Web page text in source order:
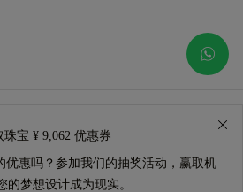
珠宝 ¥ 9,062 优惠券
优惠吗？参加我们的抽奖活动，赢取机
的梦想设计成为现实。